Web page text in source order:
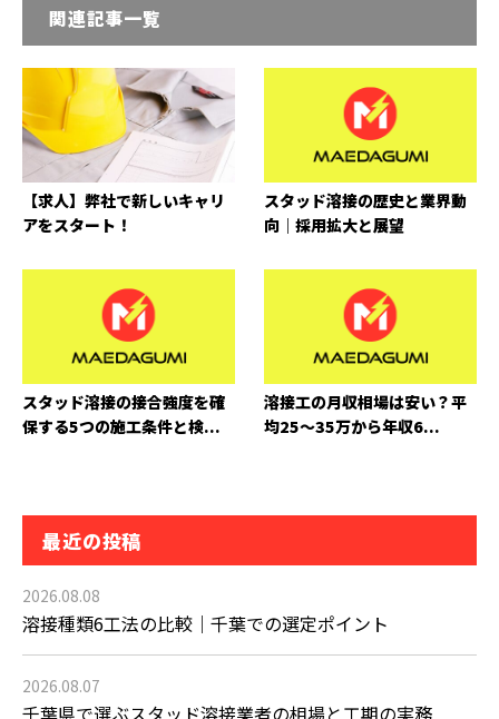
関連記事一覧
【求人】弊社で新しいキャリ
アをスタート！
スタッド溶接の歴史と業界動
向｜採用拡大と展望
スタッド溶接の接合強度を確
保する5つの施工条件と検...
溶接工の月収相場は安い？平
均25〜35万から年収6...
最近の投稿
2026.08.08
溶接種類6工法の比較｜千葉での選定ポイント
2026.08.07
千葉県で選ぶスタッド溶接業者の相場と工期の実務